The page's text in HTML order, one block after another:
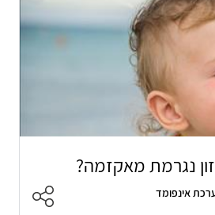
נגרמת מאקזמה?
אינפומד